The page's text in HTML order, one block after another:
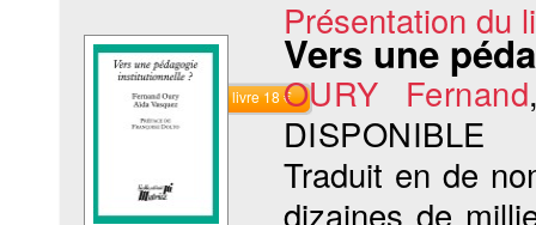
Présentation du
Commander le livre 18 €
Vers une
OURY Fernand
DISPONIBLE
Traduit en de
dizaines de